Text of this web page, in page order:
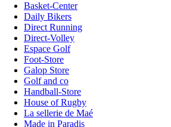
Basket-Center
Daily Bikers
Direct Running
Direct-Volley
Espace Golf
Foot-Store
Galop Store
Golf and co
Handball-Store
House of Rugby
La sellerie de Maé
Made in Paradis